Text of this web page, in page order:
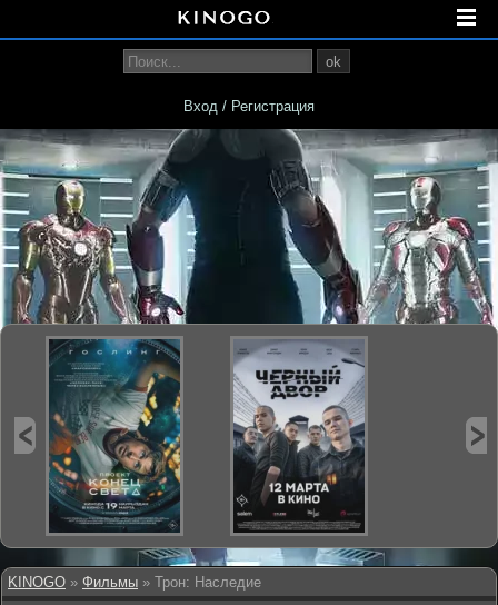
KINOGO » Фильмы » Трон: Наследие
ok
Вход / Регистрация